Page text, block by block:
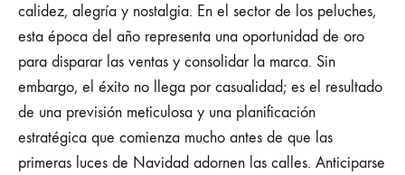
PARA
PREVISIÓN
EXITOSA
TU
NEGOCIO
DE
PELUCHES
calidez, alegría y nostalgia. En el sector de los peluches,
esta época del año representa una oportunidad de oro
para disparar las ventas y consolidar la marca. Sin
embargo, el éxito no llega por casualidad; es el resultado
de una previsión meticulosa y una planificación
estratégica que comienza mucho antes de que las
primeras luces de Navidad adornen las calles. Anticiparse